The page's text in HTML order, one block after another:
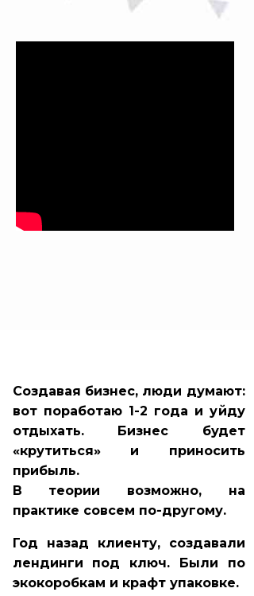
Создавая бизнес, люди думают:
вот поработаю 1-2 года и уйду
отдыхать. Бизнес будет
«крутиться» и приносить
прибыль.
В теории возможно, на
практике совсем по-другому.
Год назад клиенту, создавали
лендинги под ключ. Были по
экокоробкам и крафт упаковке.